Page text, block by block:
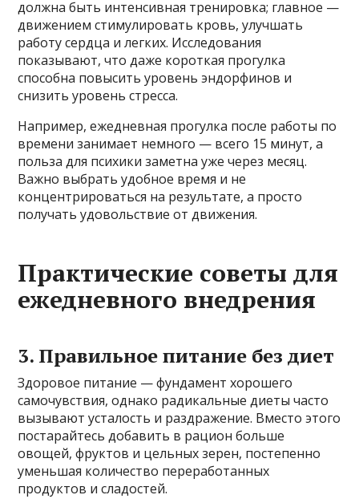
должна быть интенсивная тренировка; главное —
движением стимулировать кровь, улучшать
работу сердца и легких. Исследования
показывают, что даже короткая прогулка
способна повысить уровень эндорфинов и
снизить уровень стресса.
Например, ежедневная прогулка после работы по
времени занимает немного — всего 15 минут, а
польза для психики заметна уже через месяц.
Важно выбрать удобное время и не
концентрироваться на результате, а просто
получать удовольствие от движения.
Практические советы для
ежедневного внедрения
3. Правильное питание без диет
Здоровое питание — фундамент хорошего
самочувствия, однако радикальные диеты часто
вызывают усталость и раздражение. Вместо этого
постарайтесь добавить в рацион больше
овощей, фруктов и цельных зерен, постепенно
уменьшая количество переработанных
продуктов и сладостей.